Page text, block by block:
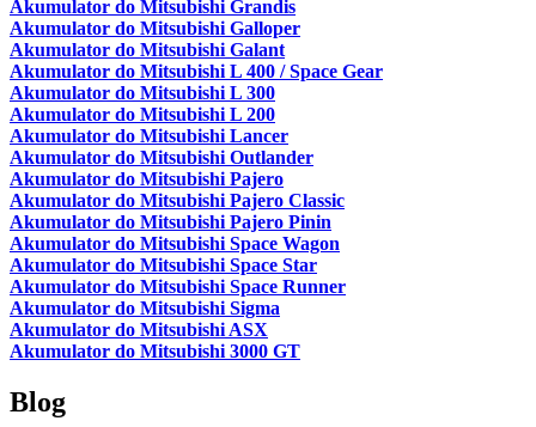
Akumulator do Mitsubishi Grandis
Akumulator do Mitsubishi Galloper
Akumulator do Mitsubishi Galant
Akumulator do Mitsubishi L 400 / Space Gear
Akumulator do Mitsubishi L 300
Akumulator do Mitsubishi L 200
Akumulator do Mitsubishi Lancer
Akumulator do Mitsubishi Outlander
Akumulator do Mitsubishi Pajero
Akumulator do Mitsubishi Pajero Classic
Akumulator do Mitsubishi Pajero Pinin
Akumulator do Mitsubishi Space Wagon
Akumulator do Mitsubishi Space Star
Akumulator do Mitsubishi Space Runner
Akumulator do Mitsubishi Sigma
Akumulator do Mitsubishi ASX
Akumulator do Mitsubishi 3000 GT
Blog